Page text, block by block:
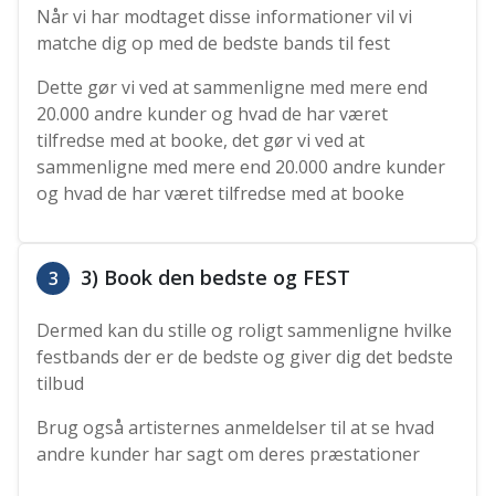
Når vi har modtaget disse informationer vil vi
matche dig op med de bedste bands til fest
Dette gør vi ved at sammenligne med mere end
20.000 andre kunder og hvad de har været
tilfredse med at booke, det gør vi ved at
sammenligne med mere end 20.000 andre kunder
og hvad de har været tilfredse med at booke
3 3) Book den bedste og FEST
Dermed kan du stille og roligt sammenligne hvilke
festbands der er de bedste og giver dig det bedste
tilbud
Brug også artisternes anmeldelser til at se hvad
andre kunder har sagt om deres præstationer